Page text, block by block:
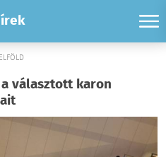
választott karon